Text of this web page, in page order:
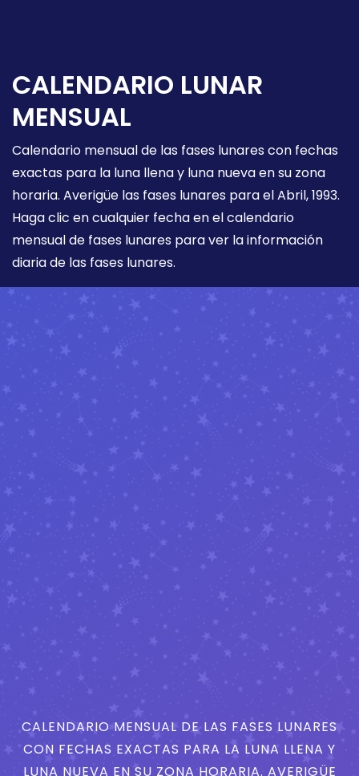
CALENDARIO LUNAR
MENSUAL
Calendario mensual de las fases lunares con fechas
exactas para la luna llena y luna nueva en su zona
horaria. Averigüe las fases lunares para el Abril, 1993.
Haga clic en cualquier fecha en el calendario
mensual de fases lunares para ver la información
diaria de las fases lunares.
CALENDARIO MENSUAL DE LAS FASES LUNARES
CON FECHAS EXACTAS PARA LA LUNA LLENA Y
LUNA NUEVA EN SU ZONA HORARIA. AVERIGÜE